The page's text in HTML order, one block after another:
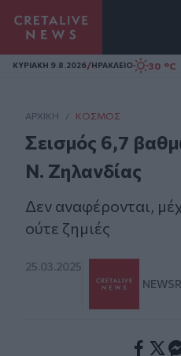
Homepage
ΚΥΡΙΑΚΗ 9.8.2026/ΗΡΑΚΛΕΙΟ 30 °C
ΑΡΧΙΚΗ / ΚΌΣΜΟΣ
Σεισμός 6,7
Ν. Ζηλανδίας
Δεν αναφέρονται,
ούτε ζημιές
25.03.2025